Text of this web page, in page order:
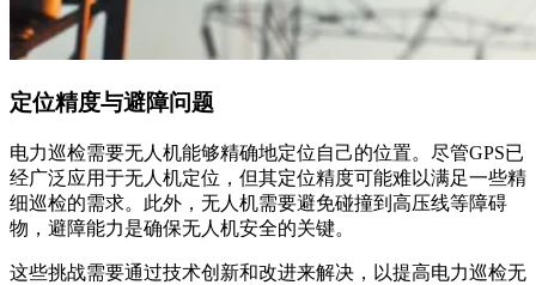
定位精度与避障问题
电力巡检需要无人机能够精确地定位自己的位置。尽管GPS已
经广泛应用于无人机定位，但其定位精度可能难以满足一些精
细巡检的需求。此外，无人机需要避免碰撞到高压线等障碍
物，避障能力是确保无人机安全的关键。
这些挑战需要通过技术创新和改进来解决，以提高电力巡检无